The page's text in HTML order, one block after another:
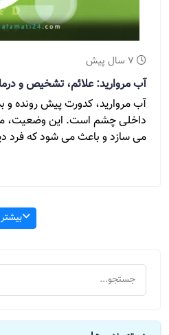
7 سال پیش
آب مروارید: علائم، تشخیص و
آب مروارید، کدورت پیش رونده
داخلی چشم است. این وضعیت،
می سازد و باعث می شود که فرد
بیشتر